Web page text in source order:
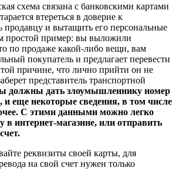
схема связана с банковскими картами
втереться в доверие к
продавцу и вытащить его персональные
простой пример: вы выложили
по продаже какой-либо вещи, вам
покупатель и предлагает перевести
той причине, что лично прийти он не
представитель транспортной
должны дать злоумышленнику номер
и еще некоторые сведения, в том числе
С этими данными можно легко
в интернет-магазине, или отправить
реквизиты своей карты, для
на свой счет нужен только